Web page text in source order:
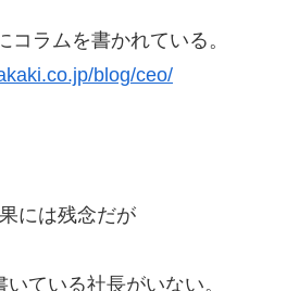
ラムを書かれている。
blog/ceo/
には残念だが
ている社長がいない。